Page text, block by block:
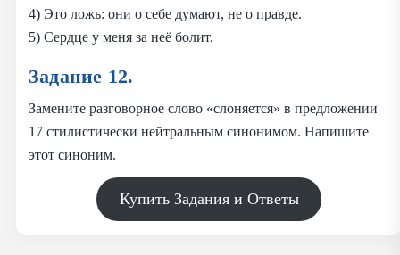
4) Это ложь: они о себе думают, не о правде.
5) Сердце у меня за неё болит.
Задание 12.
Замените разговорное слово «слоняется» в предложении
17 стилистически нейтральным синонимом. Напишите
этот синоним.
Купить Задания и Ответы